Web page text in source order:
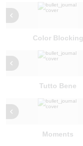
Color Blocking
Tutto Bene
Moments